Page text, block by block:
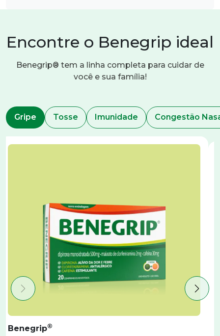
Encontre o Benegrip ideal
Benegrip® tem a linha completa para cuidar de
você e sua família!
Gripe Tosse Imunidade Congestão
Benegrip®